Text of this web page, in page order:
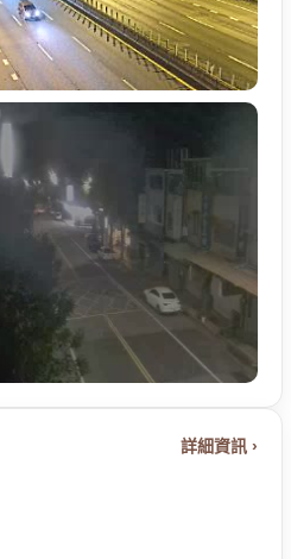
詳細資訊 ›